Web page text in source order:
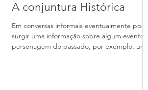
A conjuntura Histórica
Em conversas informais eventualmente pode
surgir uma informação sobre algum evento ou
personagem do passado, por exemplo, uma